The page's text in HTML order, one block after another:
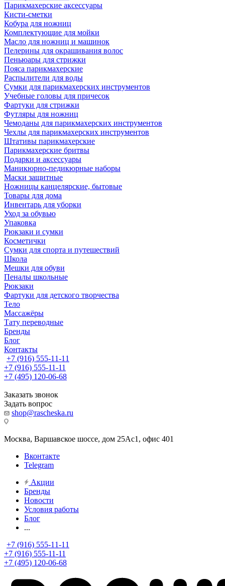
Парикмахерские аксессуары
Кисти-сметки
Кобура для ножниц
Комплектующие для мойки
Масло для ножниц и машинок
Пелерины для окрашивания волос
Пеньюары для стрижки
Пояса парикмахерские
Распылители для воды
Сумки для парикмахерских инструментов
Учебные головы для причесок
Фартуки для стрижки
Футляры для ножниц
Чемоданы для парикмахерских инструментов
Чехлы для парикмахерских инструментов
Штативы парикмахерские
Парикмахерские бритвы
Подарки и аксессуары
Маникюрно-педикюрные наборы
Маски защитные
Ножницы канцелярские, бытовые
Товары для дома
Инвентарь для уборки
Уход за обувью
Упаковка
Рюкзаки и сумки
Косметички
Сумки для спорта и путешествий
Школа
Мешки для обуви
Пеналы школьные
Рюкзаки
Фартуки для детского творчества
Тело
Массажёры
Тату переводные
Бренды
Блог
Контакты
+7 (916) 555-11-11
+7 (916) 555-11-11
+7 (495) 120-06-68
Заказать звонок
Задать вопрос
shop@rascheska.ru
Москва, Варшавское шоссе, дом 25Аc1, офис 401
Вконтакте
Telegram
Акции
Бренды
Новости
Условия работы
Блог
...
+7 (916) 555-11-11
+7 (916) 555-11-11
+7 (495) 120-06-68